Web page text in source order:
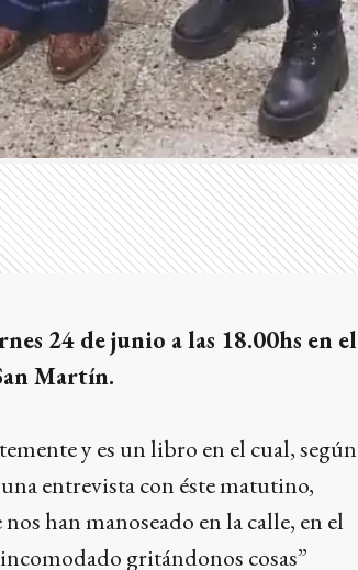
24 de junio a las 18.00hs en el
Martín.
y es un libro en el cual, según
entrevista con éste matutino,
han manoseado en la calle, en el
gritándonos cosas”